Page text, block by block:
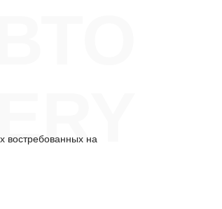
востребованных на